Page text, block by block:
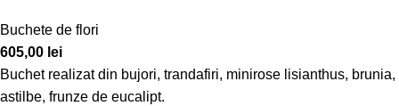
Buchete de flori
605,00 lei
Buchet realizat din bujori, trandafiri, minirose lisianthus, brunia,
astilbe, frunze de eucalipt.